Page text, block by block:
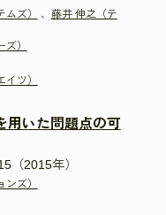
ズ） 、 藤井 伸之（テ
）
ツ）
用いた問題点の可
（2015年）
ズ）